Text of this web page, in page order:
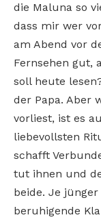
die Maluna so
dass mir wer
am Abend vor
Fernsehen gut,
soll heute
der Papa. Aber
vorliest, ist es
liebevollsten
schafft
tut ihnen und
beide. Je
beruhigende